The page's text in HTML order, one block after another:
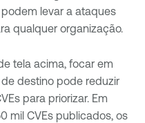
levar a ataques
qualquer organização.
tela acima, focar em
destino pode reduzir
para priorizar. Em
mil CVEs publicados, os